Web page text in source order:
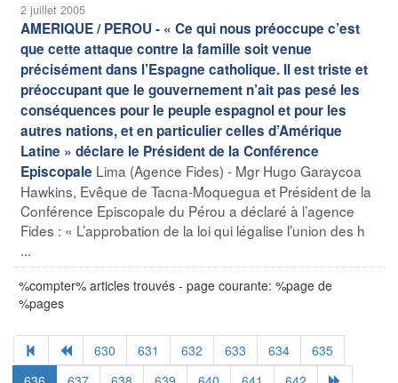
2 juillet 2005
AMERIQUE / PEROU - « Ce qui nous préoccupe c’est
que cette attaque contre la famille soit venue
précisément dans l’Espagne catholique. Il est triste et
préoccupant que le gouvernement n’ait pas pesé les
conséquences pour le peuple espagnol et pour les
autres nations, et en particulier celles d’Amérique
Latine » déclare le Président de la Conférence
Episcopale Lima (Agence Fides) - Mgr Hugo Garaycoa
Hawkins, Evêque de Tacna-Moquegua et Président de la
Conférence Episcopale du Pérou a déclaré à l’agence
Fides : « L’approbation de la loi qui légalise l’union des h
...
%compter% articles trouvés - page courante: %page de
%pages
630 631 632 633 634
635